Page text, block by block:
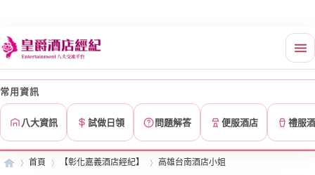
常用資訊
八大資訊 試做日領 問題解答 便服酒店 禮服
首頁 【彰化嘉義酒店經紀】 高雄台南酒店小姐